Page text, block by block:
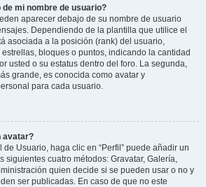
de mi nombre de usuario?
aparecer debajo de su nombre de usuario
Dependiendo de la plantilla que utilice el
asociada a la posición (rank) del usuario,
bloques o puntos, indicando la cantidad
usted o su estatus dentro del foro. La segunda,
grande, es conocida como avatar y
para cada usuario.
avatar?
Usuario, haga clic en “Perfil” puede añadir un
siguientes cuatro métodos: Gravatar, Galería,
quien decide si se pueden usar o no y
ser publicadas. En caso de que no este